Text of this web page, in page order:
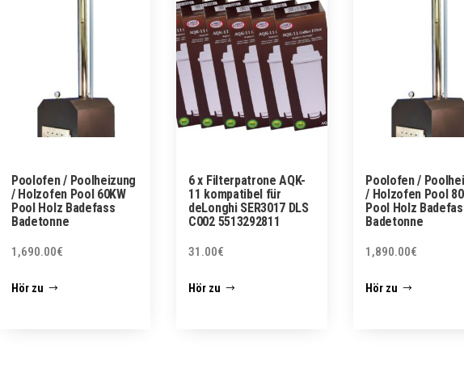
Poolofen / Poolheizung
/ Holzofen Pool 60KW
Pool Holz Badefass
Badetonne
1,690.00€
Hör zu
6 x Filterpatrone AQK-
11 kompatibel für
deLonghi SER3017 DLS
C002 5513292811
31.00€
Hör zu
Poolofen /
/ Holzofen Pool
Pool Holz
Badetonne
1,890.00€
Hör zu